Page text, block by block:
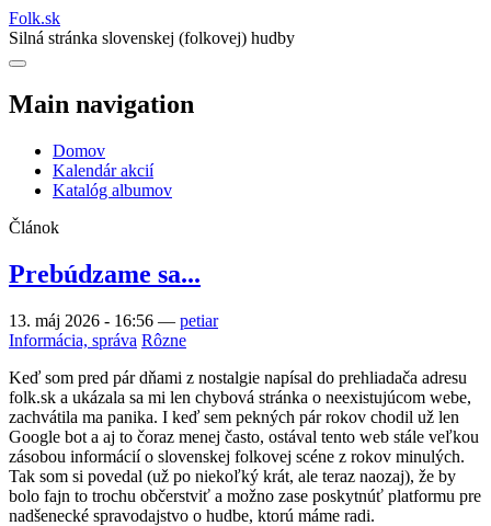
Folk.sk
Silná stránka slovenskej (folkovej) hudby
Main navigation
Domov
Kalendár akcií
Katalóg albumov
Článok
Prebúdzame sa...
13. máj 2026 - 16:56 — petiar
Informácia, správa Rôzne
Keď som pred pár dňami z nostalgie napísal do prehliadača adresu
folk.sk a ukázala sa mi len chybová stránka o neexistujúcom webe,
zachvátila ma panika. I keď sem pekných pár rokov chodil už len
Google bot a aj to čoraz menej často, ostával tento web stále veľkou
zásobou informácií o slovenskej folkovej scéne z rokov minulých.
Tak som si povedal (už po niekoľký krát, ale teraz naozaj), že by
bolo fajn to trochu občerstviť a možno zase poskytnúť platformu pre
nadšenecké spravodajstvo o hudbe, ktorú máme radi.